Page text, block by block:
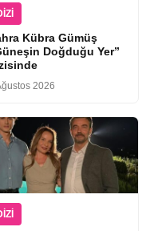
Kübra Gümüş
Doğduğu Yer”
2026